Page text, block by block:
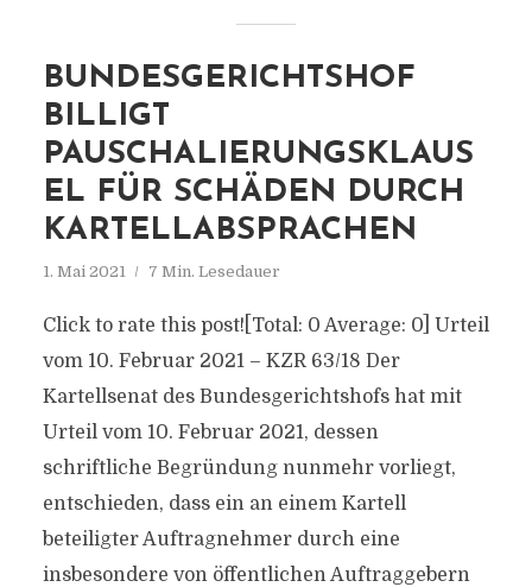
BUNDESGERICHTSHOF
BILLIGT
PAUSCHALIERUNGSKLAUS
EL FÜR SCHÄDEN DURCH
KARTELLABSPRACHEN
1. Mai 2021 7 Min. Lesedauer
Click to rate this post![Total: 0 Average: 0] Urteil
vom 10. Februar 2021 – KZR 63/18 Der
Kartellsenat des Bundesgerichtshofs hat mit
Urteil vom 10. Februar 2021, dessen
schriftliche Begründung nunmehr vorliegt,
entschieden, dass ein an einem Kartell
beteiligter Auftragnehmer durch eine
insbesondere von öffentlichen Auftraggebern